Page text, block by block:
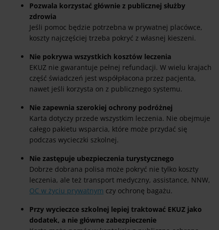
Pozwala korzystać głównie z publicznej służby
zdrowia
Jeśli pomoc będzie potrzebna w prywatnej placówce,
koszty najczęściej trzeba pokryć z własnej kieszeni.
Nie pokrywa wszystkich kosztów leczenia
EKUZ nie gwarantuje pełnej refundacji. W wielu krajach
część świadczeń jest współpłacona przez pacjenta,
nawet jeśli korzysta on z publicznego systemu.
Nie zapewnia szerokiej ochrony podróżnej
Karta dotyczy przede wszystkim leczenia. Nie obejmuje
całego pakietu wsparcia, które może przydać się
podczas wycieczki szkolnej.
Nie zastępuje ubezpieczenia turystycznego
Dobrze dobrana polisa może pokryć nie tylko koszty
leczenia, ale też transport medyczny, assistance, NNW,
OC w życiu prywatnym czy ochronę bagażu.
Przy wycieczce szkolnej lepiej traktować EKUZ jako
dodatek, a nie główne zabezpieczenie